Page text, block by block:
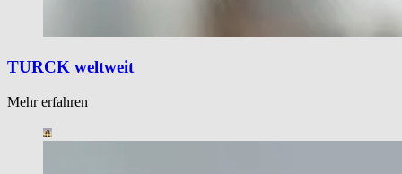
TURCK weltweit
Mehr erfahren